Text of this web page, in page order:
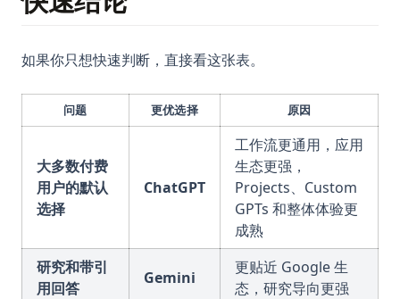
如果你只想快速判断，直接看这张表。
问题 更优选择 原因
大多数付费
用户的默认
选择
ChatGPT
工作流更通用，应用
生态更强，
Projects、Custom
GPTs 和整体体验更
成熟
研究和带引
用回答
Gemini
更贴近 Google 生
态，研究导向更强